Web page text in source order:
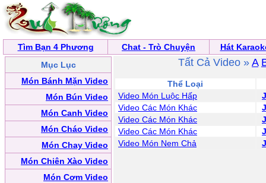
Tìm Bạn 4 Phương Chat - Trò Chuyện
Hát
Mục Lục
Món Bánh Mặn Video
Món Bún Video
Món Canh Video
Món Cháo Video
Món Chay Video
Món Chiên Xào Video
Món Cơm Video
Tất Cả Video » A
Thể Loại
Video Món Luộc Hấp
Video Các Món Khác
Video Các Món Khác
Video Các Món Khác
Video Món Nem Chả